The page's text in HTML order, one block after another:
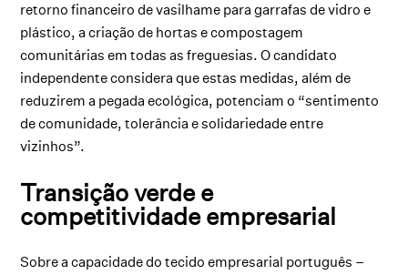
retorno financeiro de vasilhame para garrafas de vidro e
plástico, a criação de hortas e compostagem
comunitárias em todas as freguesias. O candidato
independente considera que estas medidas, além de
reduzirem a pegada ecológica, potenciam o “sentimento
de comunidade, tolerância e solidariedade entre
vizinhos”.
Transição verde e
competitividade empresarial
Sobre a capacidade do tecido empresarial português –